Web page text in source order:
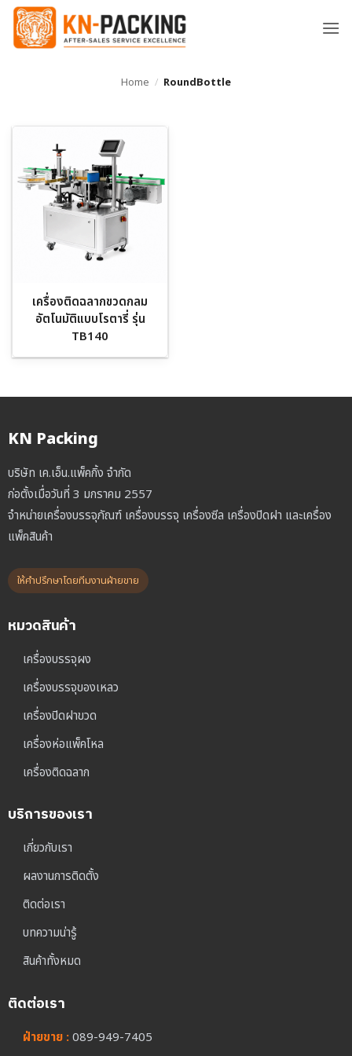
ข้าม
ยัง
Home / RoundBottle
เครื่องติดฉลากขวดกลม
อัตโนมัติแบบโรตารี่ รุ่น
TB140
KN Packing
บริษัท เค.เอ็น.แพ็คกิ้ง จำกัด
ก่อตั้งเมื่อวันที่ 3 มกราคม 2557
จำหน่ายเครื่องบรรจุภัณฑ์ เครื่องบรรจุ เครื่องซีล เครื่องปิดฝา และเครื่อง
แพ็คสินค้า
ให้คำปรึกษาโดยทีมงานฝ่ายขาย
หมวดสินค้า
เครื่องบรรจุผง
เครื่องบรรจุของเหลว
เครื่องปิดฝาขวด
เครื่องห่อแพ็คโหล
เครื่องติดฉลาก
บริการของเรา
เกี่ยวกับเรา
ผลงานการติดตั้ง
ติดต่อเรา
บทความน่ารู้
สินค้าทั้งหมด
ติดต่อเรา
ฝ่ายขาย :089-949-7405